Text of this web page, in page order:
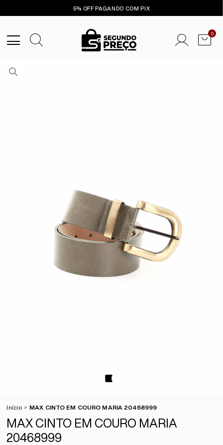
5% OFF PAGANDO COM PIX
0
Início MAX CINTO EM COURO MARIA 20468999
MAX CINTO EM COURO MARIA
20468999